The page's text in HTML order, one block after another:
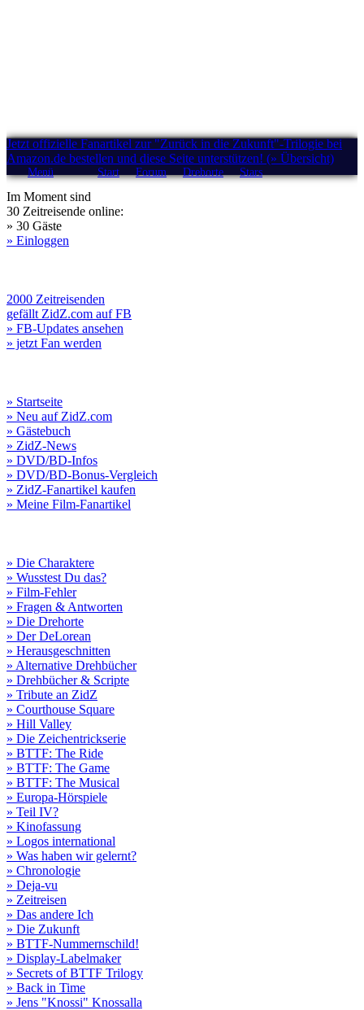
Jetzt offizielle Fanartikel zur "Zurück in die Zukunft"-Trilogie bei
Amazon.de bestellen und diese Seite unterstützen! (» Übersicht)
Menü Start Forum Drehorte Stars
Im Moment sind
30 Zeitreisende online:
» 30 Gäste
» Einloggen
2000 Zeitreisenden
gefällt ZidZ.com auf FB
» FB-Updates ansehen
» jetzt Fan werden
» Startseite
» Neu auf ZidZ.com
» Gästebuch
» ZidZ-News
» DVD/BD-Infos
» DVD/BD-Bonus-Vergleich
» ZidZ-Fanartikel kaufen
» Meine Film-Fanartikel
» Die Charaktere
» Wusstest Du das?
» Film-Fehler
» Fragen & Antworten
» Die Drehorte
» Der DeLorean
» Herausgeschnitten
» Alternative Drehbücher
» Drehbücher & Scripte
» Tribute an ZidZ
» Courthouse Square
» Hill Valley
» Die Zeichentrickserie
» BTTF: The Ride
» BTTF: The Game
» BTTF: The Musical
» Europa-Hörspiele
» Teil IV?
» Kinofassung
» Logos international
» Was haben wir gelernt?
» Chronologie
» Deja-vu
» Zeitreisen
» Das andere Ich
» Die Zukunft
» BTTF-Nummernschild!
» Display-Labelmaker
» Secrets of BTTF Trilogy
» Back in Time
» Jens "Knossi" Knossalla